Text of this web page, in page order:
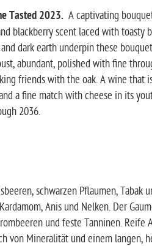
Tasted 2023. A captivating
blackberry scent laced with toasty
dark earth underpin these
abundant, polished with fine
friends with the oak. A wine that
a fine match with cheese in its
2036.
schwarzen Pflaumen, Tabak
Anis und Nelken. Der
und feste Tanninen. Reife
von Mineralität und einem langen,